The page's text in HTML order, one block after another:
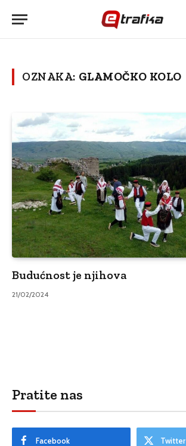
OZNAKA: GLAMOČKO KOLO
Budućnost je njihova
21/02/2024
Pratite nas
Facebook Twitter